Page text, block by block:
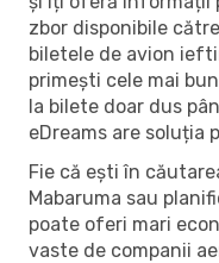
zbor disponibile
biletele de avion
primești cele mai
la bilete doar dus
eDreams are soluția
Fie că ești în
Mabaruma sau
poate oferi mari
vaste de companii